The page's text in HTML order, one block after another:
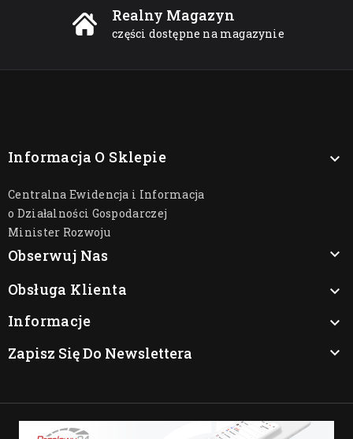
Realny Magazyn
części dostępne na magazynie
Informacja O Sklepie 
Centralna Ewidencja i Informacja
o Działalności Gospodarczej
Minister Rozwoju
Obserwuj Nas

Obsługa Klienta

Informacje

Zapisz Się Do Newslettera
